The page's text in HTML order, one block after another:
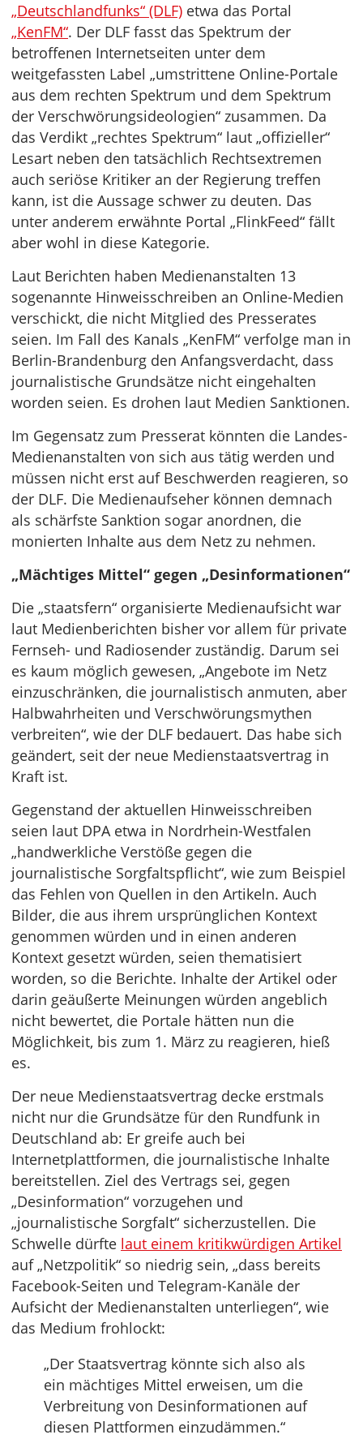
„Deutschlandfunks“ (DLF) etwa das Portal
„KenFM“. Der DLF fasst das Spektrum der
betroffenen Internetseiten unter dem
weitgefassten Label „umstrittene Online-Portale
aus dem rechten Spektrum und dem Spektrum
der Verschwörungsideologien“ zusammen. Da
das Verdikt „rechtes Spektrum“ laut „offizieller“
Lesart neben den tatsächlich Rechtsextremen
auch seriöse Kritiker an der Regierung treffen
kann, ist die Aussage schwer zu deuten. Das
unter anderem erwähnte Portal „FlinkFeed“ fällt
aber wohl in diese Kategorie.
Laut Berichten haben Medienanstalten 13
sogenannte Hinweisschreiben an Online-Medien
verschickt, die nicht Mitglied des Presserates
seien. Im Fall des Kanals „KenFM“ verfolge man in
Berlin-Brandenburg den Anfangsverdacht, dass
journalistische Grundsätze nicht eingehalten
worden seien. Es drohen laut Medien Sanktionen.
Im Gegensatz zum Presserat könnten die Landes-
Medienanstalten von sich aus tätig werden und
müssen nicht erst auf Beschwerden reagieren, so
der DLF. Die Medienaufseher können demnach
als schärfste Sanktion sogar anordnen, die
monierten Inhalte aus dem Netz zu nehmen.
„Mächtiges Mittel“ gegen „Desinformationen“
Die „staatsfern“ organisierte Medienaufsicht war
laut Medienberichten bisher vor allem für private
Fernseh- und Radiosender zuständig. Darum sei
es kaum möglich gewesen, „Angebote im Netz
einzuschränken, die journalistisch anmuten, aber
Halbwahrheiten und Verschwörungsmythen
verbreiten“, wie der DLF bedauert. Das habe sich
geändert, seit der neue Medienstaatsvertrag in
Kraft ist.
Gegenstand der aktuellen Hinweisschreiben
seien laut DPA etwa in Nordrhein-Westfalen
„handwerkliche Verstöße gegen die
journalistische Sorgfaltspflicht“, wie zum Beispiel
das Fehlen von Quellen in den Artikeln. Auch
Bilder, die aus ihrem ursprünglichen Kontext
genommen würden und in einen anderen
Kontext gesetzt würden, seien thematisiert
worden, so die Berichte. Inhalte der Artikel oder
darin geäußerte Meinungen würden angeblich
nicht bewertet, die Portale hätten nun die
Möglichkeit, bis zum 1. März zu reagieren, hieß
es.
Der neue Medienstaatsvertrag decke erstmals
nicht nur die Grundsätze für den Rundfunk in
Deutschland ab: Er greife auch bei
Internetplattformen, die journalistische Inhalte
bereitstellen. Ziel des Vertrags sei, gegen
„Desinformation“ vorzugehen und
„journalistische Sorgfalt“ sicherzustellen. Die
Schwelle dürfte laut einem kritikwürdigen Artikel
auf „Netzpolitik“ so niedrig sein, „dass bereits
Facebook-Seiten und Telegram-Kanäle der
Aufsicht der Medienanstalten unterliegen“, wie
das Medium frohlockt:
„Der Staatsvertrag könnte sich also als
ein mächtiges Mittel erweisen, um die
Verbreitung von Desinformationen auf
diesen Plattformen einzudämmen.“